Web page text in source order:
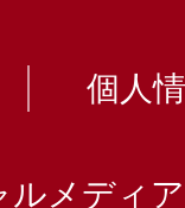
個人
ルメディ